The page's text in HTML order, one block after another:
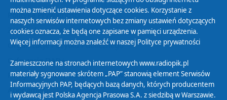
Polityka Prywatności
Zasady korzystania z Serwisu
Organizacje Pożytku Publicznego
Cyfryzacja DAB+
Polityka ochrony danych osobowych
Abonament
można zmienić ustawienia dotyczące cookies. Korzystanie z
naszych serwisów internetowych bez zmiany ustawień dotyczących
cookies oznacza, że będą one zapisane w pamięci urządzenia.
Więcej informacji można znaleźć w naszej Polityce prywatności
Zamieszczone na stronach internetowych www.radiopik.pl
materiały sygnowane skrótem „PAP” stanowią element Serwisów
Informacyjnych PAP, będących bazą danych, których producentem
i wydawcą jest Polska Agencja Prasowa S.A. z siedzibą w Warszawie.